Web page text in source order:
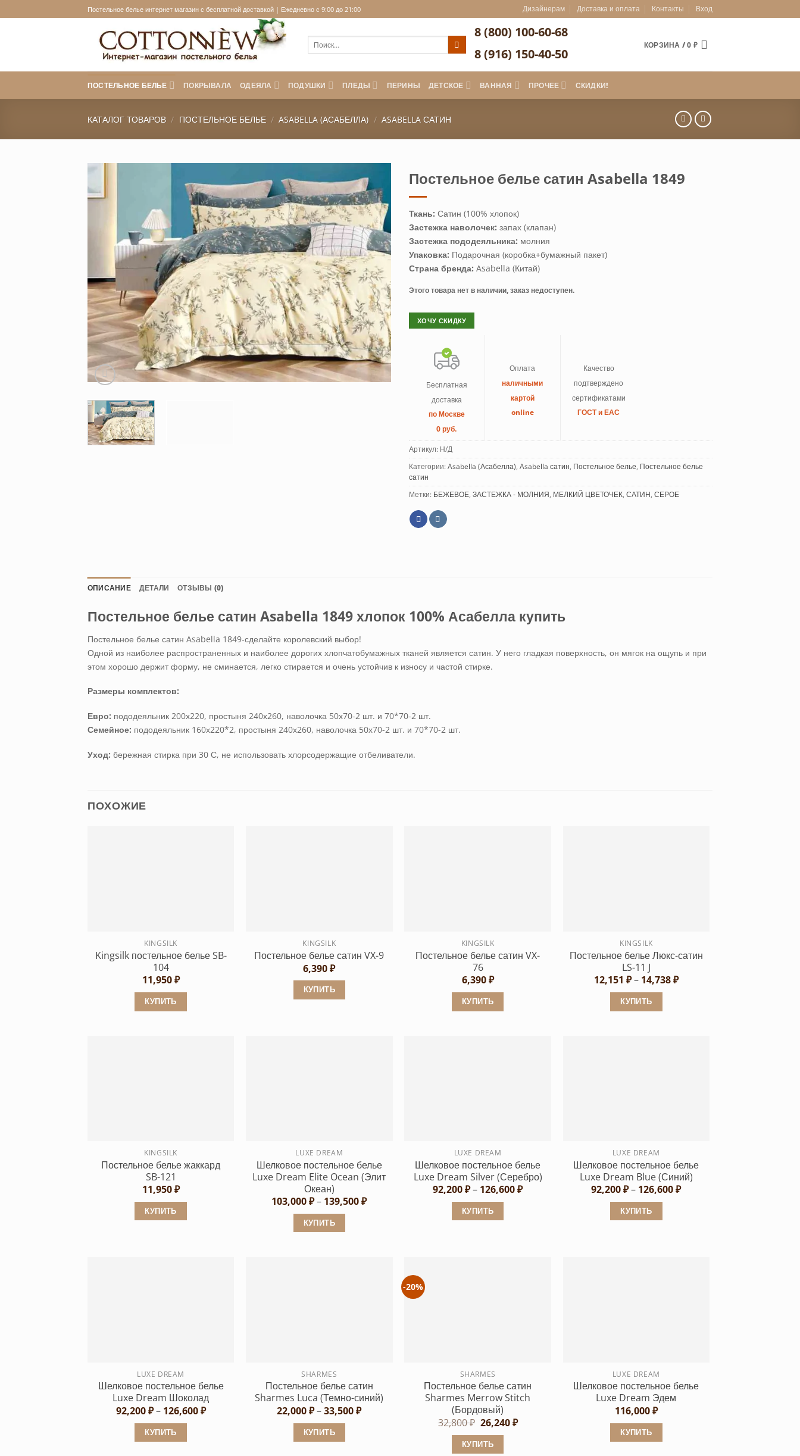
to
Постельное белье интернет магазин с бесплатной доставкой | Ежедневно с 9:00 до 21:00 Дизайнерам Доставка и оплата Контакты Вход
Искать:
8 (800) 100-60-68
8 (916) 150-40-50
КОРЗИНА /0 ₽
ПОСТЕЛЬНОЕ БЕЛЬЕ ПОКРЫВАЛА ОДЕЯЛА ПОДУШКИ ПЛЕДЫ ПЕРИНЫ ДЕТСКОЕ ВАННАЯ ПРОЧЕЕ СКИДКИ!
КАТАЛОГ ТОВАРОВ / ПОСТЕЛЬНОЕ БЕЛЬЕ / ASABELLA (АСАБЕЛЛА) / ASABELLA САТИН
Постельное белье сатин Asabella 1849
Ткань: Сатин (100% хлопок)
Застежка наволочек: запах (клапан)
Застежка пододеяльника: молния
Упаковка: Подарочная (коробка+бумажный пакет)
Страна бренда: Asabella (Китай)
Этого товара нет в наличии, заказ недоступен.
ХОЧУ СКИДКУ
Бесплатная
доставка
по Москве
0 руб.
Оплата
наличными
картой
online
Качество
подтверждено
сертификатами
ГОСТ и ЕАС
Артикул: Н/Д
Категории: Asabella (Асабелла), Asabella сатин, Постельное белье, Постельное белье
сатин
Метки: БЕЖЕВОЕ, ЗАСТЕЖКА - МОЛНИЯ, МЕЛКИЙ ЦВЕТОЧЕК, САТИН, СЕРОЕ
ОПИСАНИЕ ДЕТАЛИ ОТЗЫВЫ (0)
Постельное белье сатин Asabella 1849 хлопок 100% Асабелла купить
Постельное белье сатин Asabella 1849-сделайте королевский выбор!
Одной из наиболее распространенных и наиболее дорогих хлопчатобумажных тканей является сатин. У него гладкая поверхность, он мягок на ощупь и при
этом хорошо держит форму, не сминается, легко стирается и очень устойчив к износу и частой стирке.
Размеры комплектов:
Евро: пододеяльник 200х220, простыня 240х260, наволочка 50х70-2 шт. и 70*70-2 шт.
Семейное: пододеяльник 160х220*2, простыня 240х260, наволочка 50х70-2 шт. и 70*70-2 шт.
Уход: бережная стирка при 30 С, не использовать хлорсодержащие отбеливатели.
ПОХОЖИЕ
KINGSILK
Kingsilk постельное белье SB-
104
11,950₽
КУПИТЬ
странице
товара.
KINGSILK
Постельное белье сатин VX-9
6,390₽
КУПИТЬ
товара.
KINGSILK
Постельное белье сатин VX-
76
6,390₽
КУПИТЬ
странице
товара.
KINGSILK
Постельное белье Люкс-сатин
LS-11 J
12,151 ₽– 14,738₽Диапазон
КУПИТЬ
странице
товара.
KINGSILK
Постельное белье жаккард
SB-121
11,950₽
КУПИТЬ
товара.
LUXE DREAM
Шелковое постельное белье
Luxe Dream Elite Ocean (Элит
Океан)
103,000₽– 139,500₽Диапазон
КУПИТЬ
странице
товара.
LUXE DREAM
Шелковое постельное белье
Luxe Dream Silver (Серебро)
92,200₽– 126,600₽Диапазон
КУПИТЬ
товара.
LUXE DREAM
Шелковое постельное белье
Luxe Dream Blue (Синий)
92,200₽– 126,600₽Диапазон
КУПИТЬ
товара.
LUXE DREAM
Шелковое постельное белье
Luxe Dream Шоколад
92,200₽– 126,600₽Диапазон
КУПИТЬ
SHARMES
Постельное белье сатин
Sharmes Luca (Темно-синий)
22,000₽–33,500₽Диапазон
КУПИТЬ
-20%
SHARMES
Постельное белье сатин
Sharmes Merrow Stitch
(Бордовый)
32,800₽ Первоначальная
цена
составляла
32,800 ₽.
26,240₽Текущая
КУПИТЬ
LUXE DREAM
Шелковое постельное белье
Luxe Dream Эдем
116,000₽
КУПИТЬ